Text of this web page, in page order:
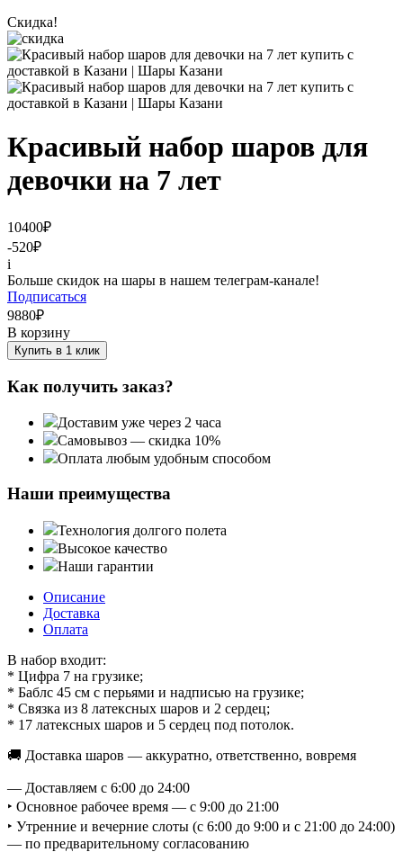
Скидка!
Красивый набор шаров для
девочки на 7 лет
10400₽
-520₽
i
Больше скидок на шары в нашем телеграм-канале!
Подписаться
9880₽
В корзину
Купить в 1 клик
Как получить заказ?
Доставим уже через 2 часа
Самовывоз — скидка 10%
Оплата любым удобным способом
Наши преимущества
Технология долгого полета
Высокое качество
Наши гарантии
Описание
Доставка
Оплата
В набор входит:
* Цифра 7 на грузике;
* Баблс 45 см с перьями и надписью на грузике;
* Связка из 8 латексных шаров и 2 сердец;
* 17 латексных шаров и 5 сердец под потолок.
🚚 Доставка шаров — аккуратно, ответственно, вовремя
— Доставляем с 6:00 до 24:00
‣ Основное рабочее время — с 9:00 до 21:00
‣ Утренние и вечерние слоты (с 6:00 до 9:00 и с 21:00 до 24:00)
— по предварительному согласованию